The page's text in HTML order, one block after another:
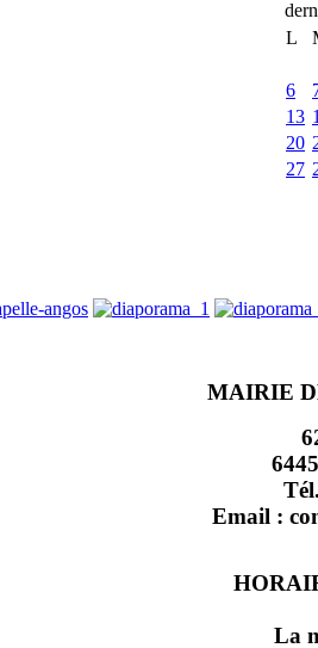
L
6
13
20
27
MAIRIE
Email :
La